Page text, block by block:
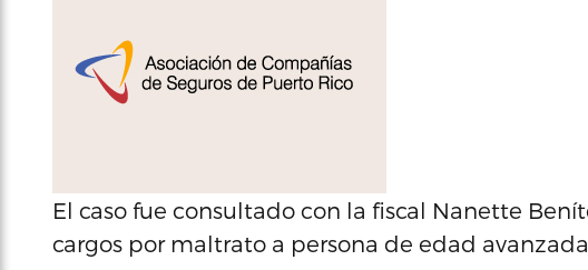
El caso fue consultado con la fiscal Nanette
cargos por maltrato a persona de edad